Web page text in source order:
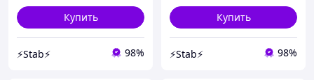
Купить
⚡Stab⚡ 98%
Купить
⚡Stab⚡ 98%